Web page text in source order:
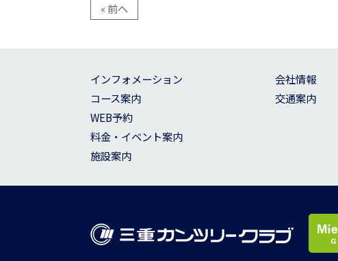
« 前へ
インフォメーション
コース案内
WEB予約
料金・イベント案内
施設案内
会社情報
交通案内